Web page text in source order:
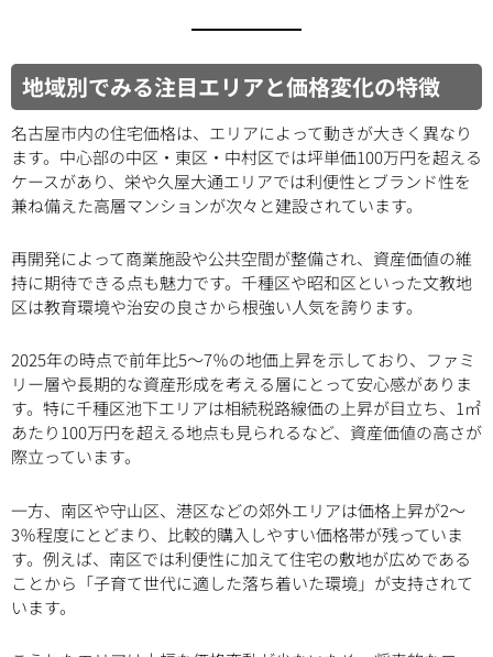
地域別でみる注目エリアと価格変化の特徴
名古屋市内の住宅価格は、エリアによって動きが大きく異なり
ます。中心部の中区・東区・中村区では坪単価100万円を超える
ケースがあり、栄や久屋大通エリアでは利便性とブランド性を
兼ね備えた高層マンションが次々と建設されています。
再開発によって商業施設や公共空間が整備され、資産価値の維
持に期待できる点も魅力です。千種区や昭和区といった文教地
区は教育環境や治安の良さから根強い人気を誇ります。
2025年の時点で前年比5〜7％の地価上昇を示しており、ファミ
リー層や長期的な資産形成を考える層にとって安心感がありま
す。特に千種区池下エリアは相続税路線価の上昇が目立ち、1㎡
あたり100万円を超える地点も見られるなど、資産価値の高さが
際立っています。
一方、南区や守山区、港区などの郊外エリアは価格上昇が2〜
3％程度にとどまり、比較的購入しやすい価格帯が残っていま
す。例えば、南区では利便性に加えて住宅の敷地が広めである
ことから「子育て世代に適した落ち着いた環境」が支持されて
います。